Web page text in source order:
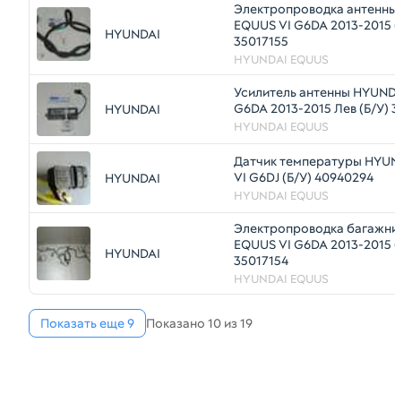
HYUNDAI
Электропроводка
EQUUS VI G6DA 2013-
35017155
HYUNDAI EQUUS
HYUNDAI
Усилитель антенны
G6DA 2013-2015 Лев (Б/У)
HYUNDAI EQUUS
HYUNDAI
Датчик температуры
VI G6DJ (Б/У) 40940294
HYUNDAI EQUUS
HYUNDAI
Электропроводка
EQUUS VI G6DA 2013-
35017154
HYUNDAI EQUUS
Показать еще 9 Показано 10 из 19